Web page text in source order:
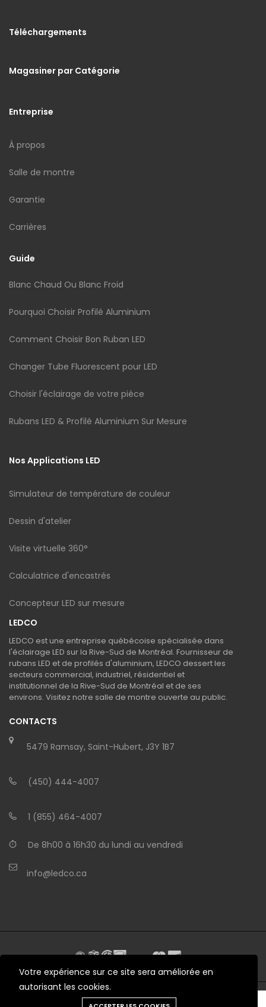
Téléchargements
Magasiner par Catégorie
Entreprise
À propos
Salle de montre
Garantie
Carrières
Guide
Blanc Chaud Ou Blanc Froid
Pourquoi Choisir Profilé Aluminium
Comment Choisir Bon Ruban LED
Changer Tube Fluorescent pour LED
Choisir l'éclairage de votre pièce
Rubans LED & Profilé Aluminium Sur Mesure
Nos Applications LED
Simulateur de température de couleur
Dessin d'atelier
Visite virtuelle 360°
Calculatrice d'encastrés
Concepteur LED sur mesure
LEDCO
LEDCO est une entreprise québécoise spécialisée dans
l'éclairage LED sur la Rive-Sud de Montréal. Fournisseur de
rubans LED et de profilés d'aluminium, LEDCO dessert les
secteurs commercial, industriel, résidentiel et
institutionnel de la Rive-Sud de Montréal et de ses
environs. Visitez notre salle de montre ouverte au public.
CONTACTS
5479 Ramsay, Saint-Hubert, J3Y 1B7
(450) 444-4007
1 (855) 464-4007
De 8h00 à 16h30 du lundi au vendredi
info@ledco.ca
Votre expérience sur ce site sera améliorée en
autorisant les cookies.